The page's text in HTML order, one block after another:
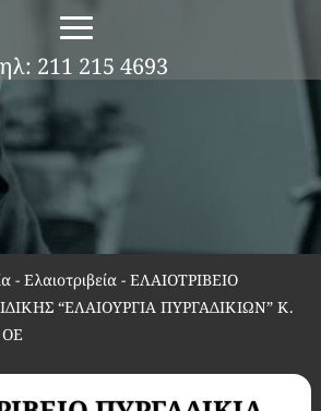
211 215 4693
- Ελαιοτριβεία- ΕΛΑΙΟΤΡΙΒΕΙΟ
“ΕΛΑΙΟΥΡΓΙΑ ΠΥΡΓΑΔΙΚΙΩΝ” Κ.